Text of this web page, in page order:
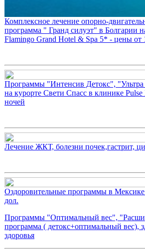
Комплексное лечение опорно-
программа " Гранд силуэт" в Болгарии
Flamingo Grand Hotel & Spa 5* - цены от
Программы "Интенсив Детокс", "Ультра
на курорте Свети Спасс в клинике
ночей
Лечение ЖКТ, болезни почек,гастрит,
Оздоровительные программы в
дол.
Программы "Оптимальный вес",
программа ( детокс+оптимальный вес),
здоровья